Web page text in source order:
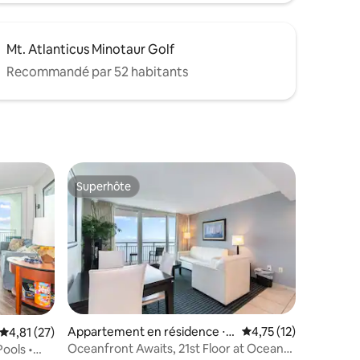
Mt. Atlanticus Minotaur Golf
Recommandé par 52 habitants
: 4,71 sur 5
Évaluation moyenne sur la base de 27 commentaires : 4,81 sur 5
4,81 (27)
•
Superhôte
Superhôte
Appartement en résidence ⋅
Myrtle Beach
Évaluation moyenne
4,75 (12)
Oceanfront Awaits, 21st Floor at Oceans